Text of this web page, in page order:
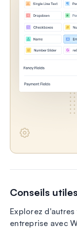
Conseils utiles
Explorez
entreprise avec